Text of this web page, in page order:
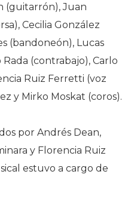
(guitarrón), Juan
Cecilia González
(bandoneón), Lucas
(contrabajo), Carlo
Ruiz Ferretti (voz
y Mirko Moskat (coros).
por Andrés Dean,
y Florencia Ruiz
estuvo a cargo de